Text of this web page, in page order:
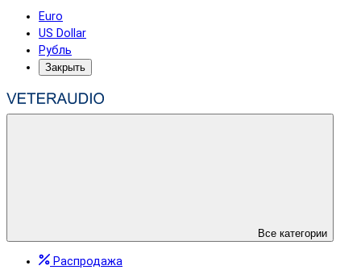
Euro
US Dollar
Рубль
Закрыть
Все категории
Распродажа